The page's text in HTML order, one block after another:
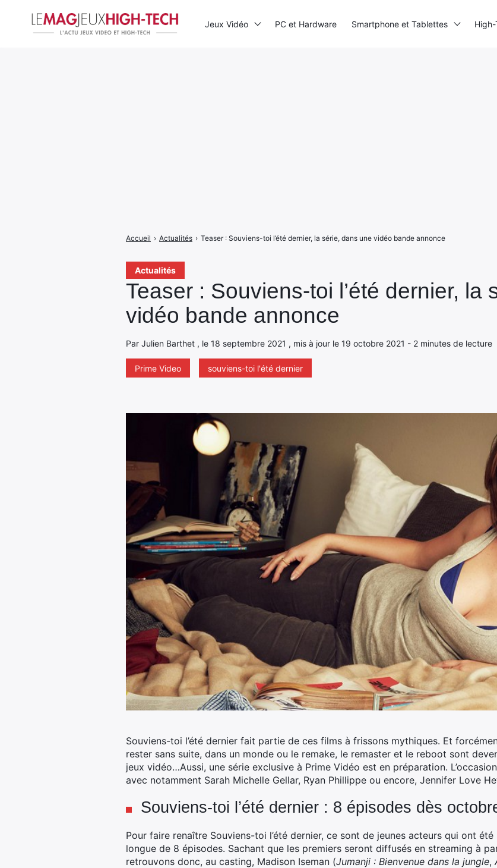
Actualités
Teaser : Souviens-toi l’été dernier, la
vidéo bande annonce
Par Julien Barthet , le 18 septembre 2021 , mis à jour le 19 octobre 2021 - 2 minutes de lecture
Prime Video souviens-toi l'été dernier
Accueil › Actualités › Teaser : Souviens-toi l’été dernier, la série, dans une vidéo bande annonce
Souviens-toi l’été dernier fait partie de ces films à frissons mythiques. Et
rester sans suite, dans un monde ou le remake, le remaster et le reboot sont
jeux vidéo…Aussi, une série exclusive à Prime Vidéo est en préparation.
avec notamment Sarah Michelle Gellar, Ryan Phillippe ou encore, Jennifer Love
Souviens-toi l’été dernier : 8 épisodes dès
Pour faire renaître Souviens-toi l’été dernier, ce sont de jeunes acteurs qui ont
longue de 8 épisodes. Sachant que les premiers seront diffusés en streaming à
retrouvons donc, au casting, Madison Iseman (Jumanji : Bienvenue dans la jungle,
Jeux Vidéo PC et Hardware Smartphone et Tablettes